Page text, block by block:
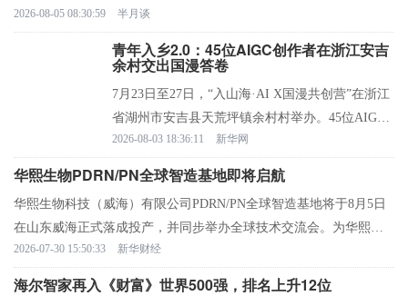
布局实体产业的经营主体代表、月星集团董事局主席丁佐宏，在本
次年会期间参与新华社品牌对话，结合沿边口岸项目建设实际，围
绕北向开放机遇、南北产业协同等议题分享观点。
2026-08-05 08:30:59 半月谈
青年入乡2.0：45位AIGC创作者在浙江安吉
余村交出国漫答卷
7月23日至27日，“入山海·AI X国漫共创营”在浙江
省湖州市安吉县天荒坪镇余村村举办。45位AIGC
创作者从全国各地奔赴余村，以安吉竹文化、茶文
2026-08-03 18:36:11 新华网
华熙生物PDRN/PN全球智造基地即将启航
华熙生物科技（威海）有限公司PDRN/PN全球智造基地将于8月5日
在山东威海正式落成投产，并同步举办全球技术交流会。为华熙生
物围绕生命科学领域打造的重要产业化平台，该基地的启用将进一
步推动PDRN/PN从技术创新走向规模制造，加速生命科学成果产业
2026-07-30 15:50:33 新华财经
海尔智家再入《财富》世界500强，排名上升12位